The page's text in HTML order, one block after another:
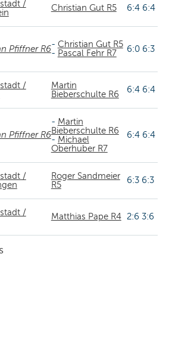
/
Christian Gut R5 6:4 6:4
Pfiffner R6- Christian Gut R5
- Pascal Fehr R7 6:0 6:3
/
Martin
Bieberschulte R6
6:4 6:4
Pfiffner R6
- Martin
Bieberschulte R6
- Michael
Oberhuber R7
6:4 6:4
/
Roger Sandmeier
R5
6:3 6:3
/
Matthias Pape R4 2:6 3:6